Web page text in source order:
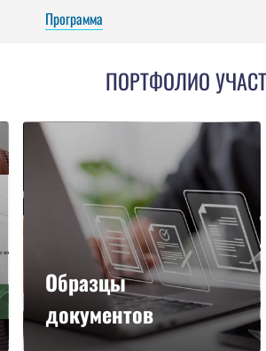
Программа
ПОРТФОЛИО
Образцы
документов